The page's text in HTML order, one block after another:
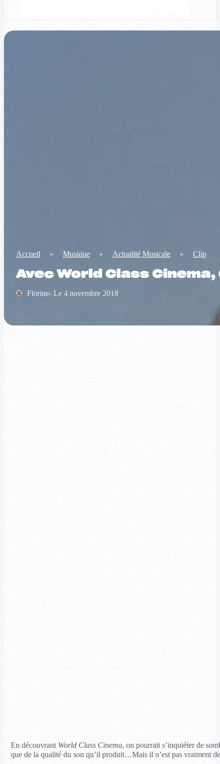
Accueil » Musique » Actualité Musicale » Clip
Avec World Class
Florine- Le 4 novembre 2018
En découvrant World Class Cinema, on pourrait s’inquiéter de
que de la qualité du son qu’il produit…Mais il n’est pas vraiment